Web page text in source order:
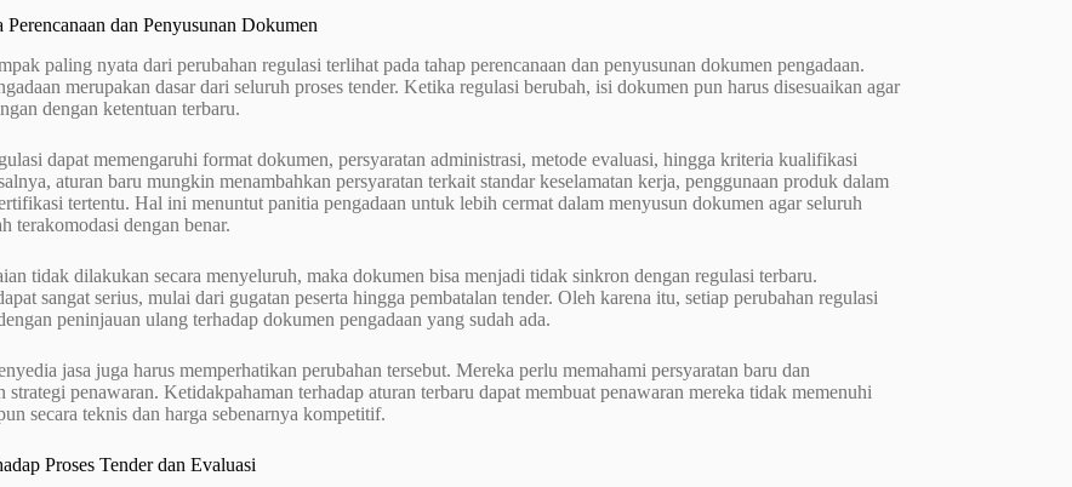
Perencanaan dan Penyusunan Dokumen
paling nyata dari perubahan regulasi terlihat pada tahap perencanaan dan penyusunan dokumen pengadaan.
merupakan dasar dari seluruh proses tender. Ketika regulasi berubah, isi dokumen pun harus disesuaikan agar
dengan ketentuan terbaru.
dapat memengaruhi format dokumen, persyaratan administrasi, metode evaluasi, hingga kriteria kualifikasi
aturan baru mungkin menambahkan persyaratan terkait standar keselamatan kerja, penggunaan produk dalam
tertentu. Hal ini menuntut panitia pengadaan untuk lebih cermat dalam menyusun dokumen agar seluruh
terakomodasi dengan benar.
tidak dilakukan secara menyeluruh, maka dokumen bisa menjadi tidak sinkron dengan regulasi terbaru.
sangat serius, mulai dari gugatan peserta hingga pembatalan tender. Oleh karena itu, setiap perubahan regulasi
peninjauan ulang terhadap dokumen pengadaan yang sudah ada.
jasa juga harus memperhatikan perubahan tersebut. Mereka perlu memahami persyaratan baru dan
strategi penawaran. Ketidakpahaman terhadap aturan terbaru dapat membuat penawaran mereka tidak memenuhi
secara teknis dan harga sebenarnya kompetitif.
Proses Tender dan Evaluasi